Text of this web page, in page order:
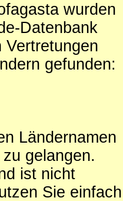
wurden
Datenbank
Vertretungen
gefunden:
Ländernamen
gelangen.
ist nicht
Sie einfach